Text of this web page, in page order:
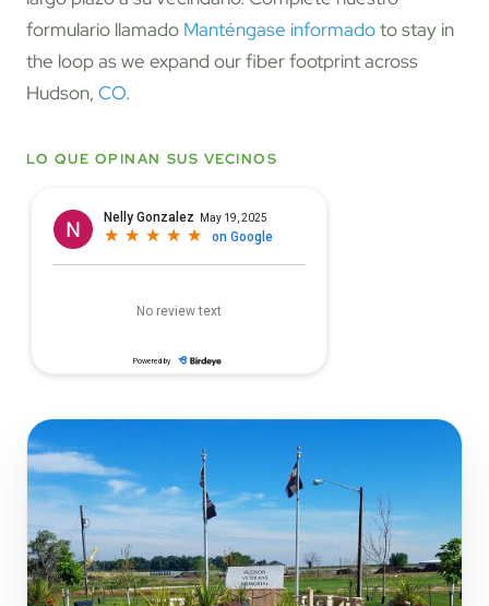
formulario llamado Manténgase informadoto stay in
the loop as we expand our fiber footprint across
Hudson, CO.
LO QUE OPINAN SUS VECINOS